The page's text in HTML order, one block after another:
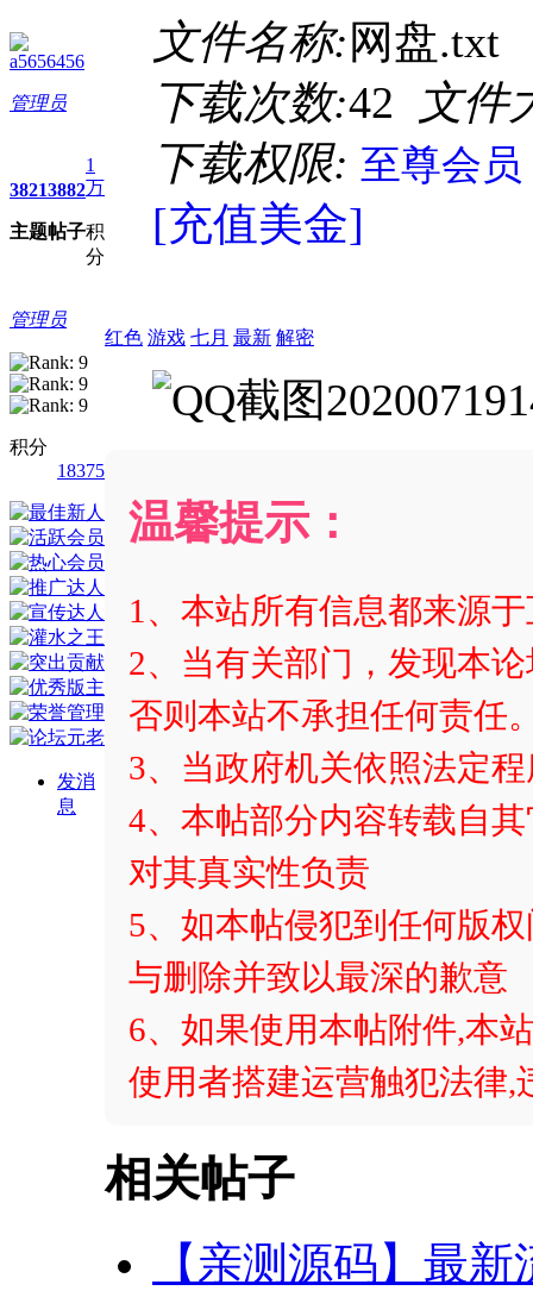
a5656456
管理员
3821
主题
3882
帖子
1
万
积
分
管理员
积分
18375
发消
息
文件名称: 网盘.txt
下载次数:42
文件
下载权限: 至尊会员
[充值美金]
红色 游戏 七月 最新 解密
温馨提示：
1、本站所有信息都来源
2、当有关部门，发现本
否则本站不承担任何责任
3、当政府机关依照法定
4、本帖部分内容转载自
对其真实性负责
5、如本帖侵犯到任何版
与删除并致以最深的歉意
6、如果使用本帖附件,本
使用者搭建运营触犯法律,
相关帖子
【亲测源码】最